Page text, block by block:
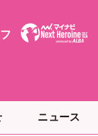
ニュース